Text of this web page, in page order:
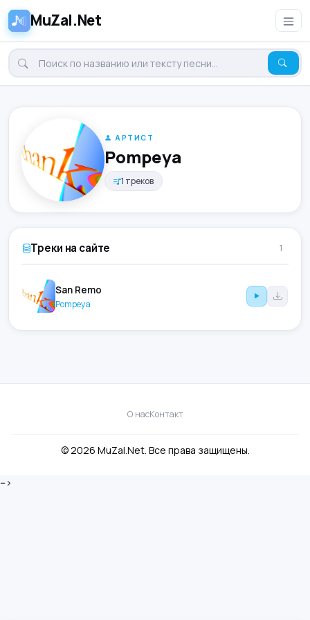
MuZal.Net
АРТИСТ
Pompeya
1 треков
Треки на сайте 1
San Remo
Pompeya
О насКонтакт
© 2026 MuZal.Net. Все права защищены.
-->